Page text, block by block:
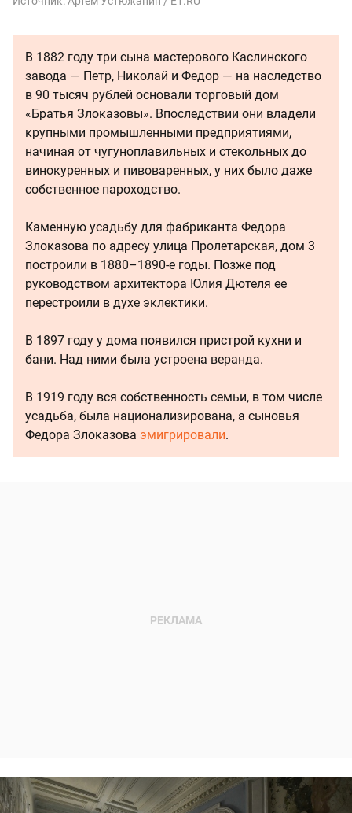
В 1882 году три сына мастерового Каслинского
завода — Петр, Николай и Федор — на наследство
в 90 тысяч рублей основали торговый дом
«Братья Злоказовы». Впоследствии они владели
крупными промышленными предприятиями,
начиная от чугуноплавильных и стекольных до
винокуренных и пивоваренных, у них было даже
собственное пароходство.
Каменную усадьбу для фабриканта Федора
Злоказова по адресу улица Пролетарская, дом 3
построили в 1880–1890-е годы. Позже под
руководством архитектора Юлия Дютеля ее
перестроили в духе эклектики.
В 1897 году у дома появился пристрой кухни и
бани. Над ними была устроена веранда.
В 1919 году вся собственность семьи, в том числе
усадьба, была национализирована, а сыновья
Федора Злоказова эмигрировали.